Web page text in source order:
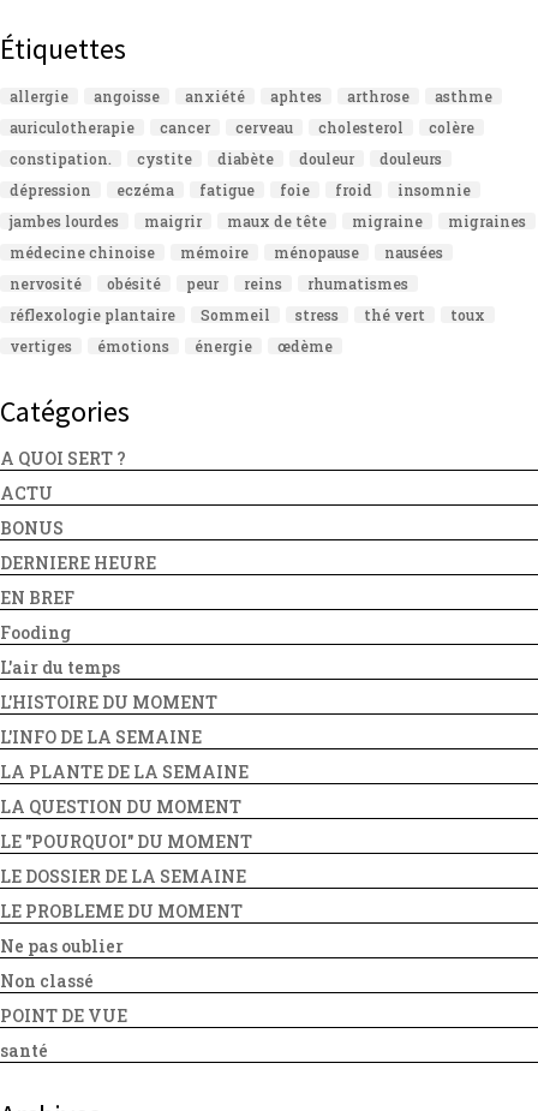
Étiquettes
allergie angoisse anxiété aphtes arthrose
asthme
auriculotherapie
cancer cerveau cholesterol
colère
constipation.
cystite diabète douleur
douleurs
dépression
eczéma fatigue foie froid
insomnie
jambes lourdes
maigrir maux de tête migraine
migraines
médecine chinoise
mémoire ménopause
nausées
nervosité
obésité peur reins
rhumatismes
réflexologie plantaire
Sommeil stress thé vert
toux
vertiges
émotions énergie œdème
Catégories
A QUOI SERT ?
ACTU
BONUS
DERNIERE HEURE
EN BREF
Fooding
L'air du temps
L'HISTOIRE DU MOMENT
L'INFO DE LA SEMAINE
LA PLANTE DE LA SEMAINE
LA QUESTION DU MOMENT
LE "POURQUOI" DU MOMENT
LE DOSSIER DE LA SEMAINE
LE PROBLEME DU MOMENT
Ne pas oublier
Non classé
POINT DE VUE
santé